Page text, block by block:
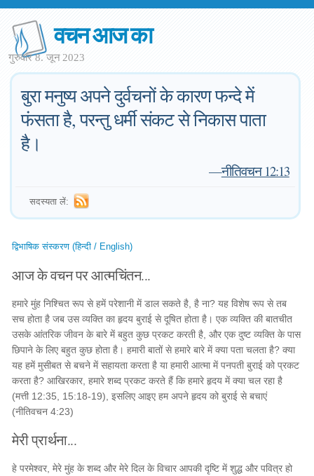
वचन आज का
गुरुवार 8. जून 2023
बुरा मनुष्य अपने दुर्वचनों के कारण फन्दे में
फंसता है, परन्तु धर्मी संकट से निकास पाता
है।
—नीतिवचन 12:13
सदस्यता लें:
द्विभाषिक संस्करण (हिन्दी / English)
आज के वचन पर आत्मचिंतन...
हमारे मुंह निश्चित रूप से हमें परेशानी में डाल सकते है, है ना? यह विशेष रूप से तब
सच होता है जब उस व्यक्ति का हृदय बुराई से दूषित होता है। एक व्यक्ति की बातचीत
उसके आंतरिक जीवन के बारे में बहुत कुछ प्रकट करती है, और एक दुष्ट व्यक्ति के पास
छिपाने के लिए बहुत कुछ होता है। हमारी बातों से हमारे बारे में क्या पता चलता है? क्या
यह हमें मुसीबत से बचने में सहायता करता है या हमारी आत्मा में पनपती बुराई को प्रकट
करता है? आखिरकार, हमारे शब्द प्रकट करते हैं कि हमारे हृदय में क्या चल रहा है
(मत्ती 12:35, 15:18-19), इसलिए आइए हम अपने हृदय को बुराई से बचाएं
(नीतिवचन 4:23)
मेरी प्रार्थना...
हे परमेश्वर, मेरे मुंह के शब्द और मेरे दिल के विचार आपकी दृष्टि में शुद्ध और पवित्र हो